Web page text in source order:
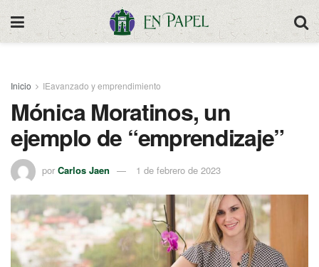
Inicio IEavanzado y emprendimiento
Mónica Moratinos, un
ejemplo de “emprendizaje”
por Carlos Jaen 1 de febrero de 2023